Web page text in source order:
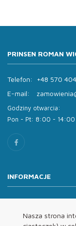
Nasza strona
PRINSEN ROMAN
Telefon:
+48 570
E-mail:
Godziny otwarcia:
Pon - Pt: 8:00 - 14:00
INFORMACJE
Oferta